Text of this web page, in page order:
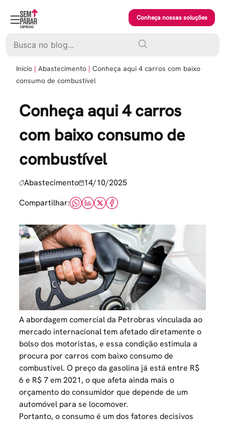
content
Conheça nossas soluções
Início Abastecimento
Conheça aqui 4 carros com baixo
consumo de combustível
Conheça aqui 4 carros
com baixo consumo de
combustível
Abastecimento 14/10/2025
Compartilhar:
A abordagem comercial da Petrobras vinculada ao
mercado internacional tem afetado diretamente o
bolso dos motoristas, e essa condição estimula a
procura por carros com baixo consumo de
combustível. O preço da gasolina já está entre R$
6 e R$ 7 em 2021, o que afeta ainda mais o
orçamento do consumidor que depende de um
automóvel para se locomover.
Portanto, o consumo é um dos fatores decisivos